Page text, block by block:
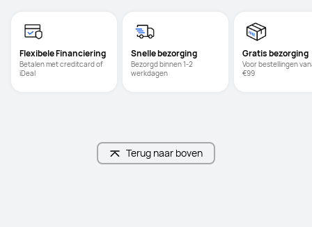
Flexibele Financiering
Betalen met creditcard of
iDeal
Snelle bezorging
Bezorgd binnen 1-2
werkdagen
Gratis bezorging
Voor bestellingen
€99
Terug naar boven